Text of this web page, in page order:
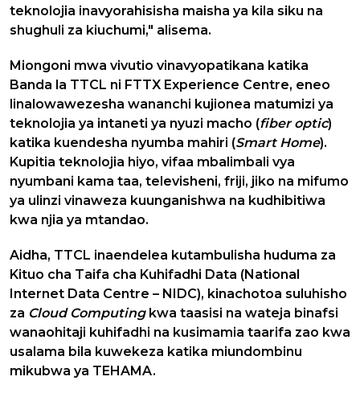
teknolojia inavyorahisisha maisha ya kila siku na
shughuli za kiuchumi," alisema.
Miongoni mwa vivutio vinavyopatikana katika
Banda la TTCL ni FTTX Experience Centre, eneo
linalowawezesha wananchi kujionea matumizi ya
teknolojia ya intaneti ya nyuzi macho (fiber optic)
katika kuendesha nyumba mahiri (Smart Home).
Kupitia teknolojia hiyo, vifaa mbalimbali vya
nyumbani kama taa, televisheni, friji, jiko na mifumo
ya ulinzi vinaweza kuunganishwa na kudhibitiwa
kwa njia ya mtandao.
Aidha, TTCL inaendelea kutambulisha huduma za
Kituo cha Taifa cha Kuhifadhi Data (National
Internet Data Centre – NIDC), kinachotoa suluhisho
za Cloud Computingkwa taasisi na wateja binafsi
wanaohitaji kuhifadhi na kusimamia taarifa zao kwa
usalama bila kuwekeza katika miundombinu
mikubwa ya TEHAMA.